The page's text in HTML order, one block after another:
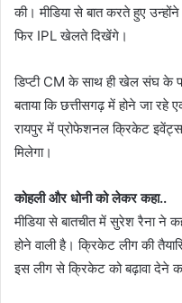
की। मीडिया से बात करते हुए
फिर IPL खेलते दिखेंगे।
डिप्टी CM के साथ ही खेल संघ के
बताया कि छत्तीसगढ़ में होने जा
रायपुर में प्रोफेशनल क्रिकेट
मिलेगा।
कोहली और धोनी को लेकर कहा..
मीडिया से बातचीत में सुरेश रैना ने
होने वाली है। क्रिकेट लीग की
इस लीग से क्रिकेट को बढ़ावा देने